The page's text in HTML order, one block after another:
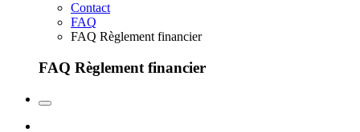
Contact
FAQ
FAQ Règlement financier
FAQ Règlement financier